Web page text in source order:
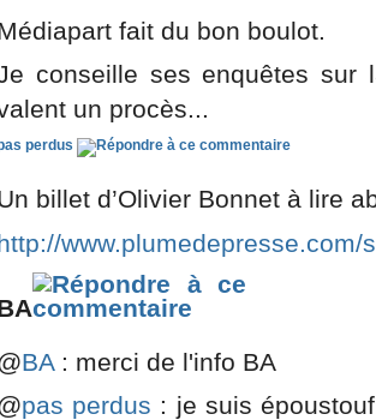
fait du bon boulot.
conseille ses enquêtes sur
un procès...
perdus
billet d’Olivier Bonnet à lire
www.plumedepresse.com/
BA : merci de l'info BA
pas perdus : je suis